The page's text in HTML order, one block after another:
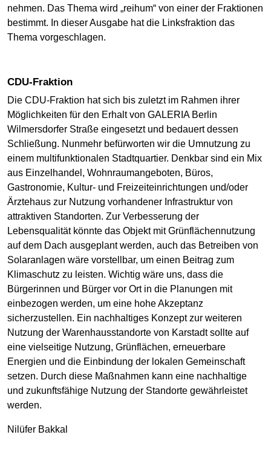
nehmen. Das Thema wird „reihum“ von einer der Fraktionen
bestimmt. In dieser Ausgabe hat die Linksfraktion das
Thema vorgeschlagen.
CDU-Fraktion
Die CDU-Fraktion hat sich bis zuletzt im Rahmen ihrer
Möglichkeiten für den Erhalt von GALERIA Berlin
Wilmersdorfer Straße eingesetzt und bedauert dessen
Schließung. Nunmehr befürworten wir die Umnutzung zu
einem multifunktionalen Stadtquartier. Denkbar sind ein Mix
aus Einzelhandel, Wohnraumangeboten, Büros,
Gastronomie, Kultur- und Freizeiteinrichtungen und/oder
Ärztehaus zur Nutzung vorhandener Infrastruktur von
attraktiven Standorten. Zur Verbesserung der
Lebensqualität könnte das Objekt mit Grünflächennutzung
auf dem Dach ausgeplant werden, auch das Betreiben von
Solaranlagen wäre vorstellbar, um einen Beitrag zum
Klimaschutz zu leisten. Wichtig wäre uns, dass die
Bürgerinnen und Bürger vor Ort in die Planungen mit
einbezogen werden, um eine hohe Akzeptanz
sicherzustellen. Ein nachhaltiges Konzept zur weiteren
Nutzung der Warenhausstandorte von Karstadt sollte auf
eine vielseitige Nutzung, Grünflächen, erneuerbare
Energien und die Einbindung der lokalen Gemeinschaft
setzen. Durch diese Maßnahmen kann eine nachhaltige
und zukunftsfähige Nutzung der Standorte gewährleistet
werden.
Nilüfer Bakkal